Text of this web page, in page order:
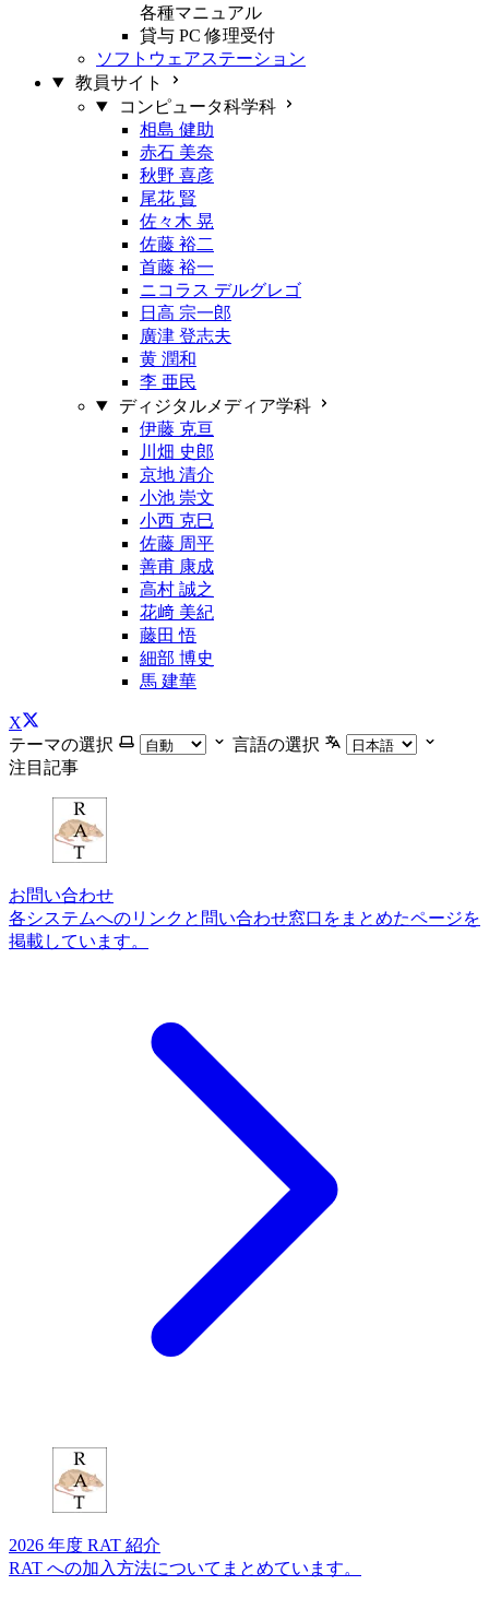
各種マニュアル
貸与 PC 修理受付
ソフトウェアステーション
教員サイト
コンピュータ科学科
相島 健助
赤石 美奈
秋野 喜彦
尾花 賢
佐々木 晃
佐藤 裕二
首藤 裕一
ニコラス デルグレゴ
日高 宗一郎
廣津 登志夫
黄 潤和
李 亜民
ディジタルメディア学科
伊藤 克亘
川畑 史郎
京地 清介
小池 崇文
小西 克巳
佐藤 周平
善甫 康成
高村 誠之
花﨑 美紀
藤田 悟
細部 博史
馬 建華
X
テーマの選択
言語の選択
注目記事
お問い合わせ
各システムへのリンクと問い合わせ窓口をまとめたページを
掲載しています。
2026 年度 RAT 紹介
RAT への加入方法についてまとめています。